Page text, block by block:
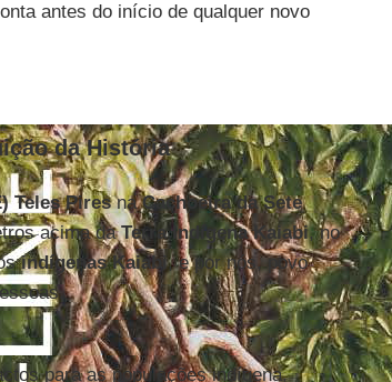
antes do início de qualquer novo
da História
Teles PiresnaCachoeira da Sete
acima daTerra Indígena Kaiabi, no
indígenas Kaiabi, e por nós, povo
para as populações indígena,